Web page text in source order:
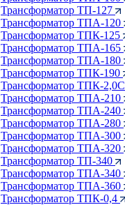
Трансформатор ТП-127
Трансформатор ТПА-120
Трансформатор ТПК-125
Трансформатор ТПА-165
Трансформатор ТПА-180
Трансформатор ТПК-190
Трансформатор ТПК-2,0С
Трансформатор ТПА-210
Трансформатор ТПА-240
Трансформатор ТПА-280
Трансформатор ТПА-300
Трансформатор ТПА-320
Трансформатор ТП-340
Трансформатор ТПА-340
Трансформатор ТПА-360
Трансформатор ТПК-0,4